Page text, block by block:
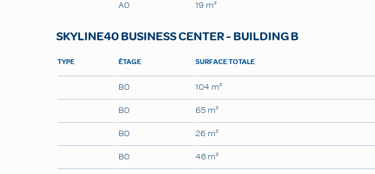
A0
19 m²
SKYLINE40 BUSINESS CENTER - BUILDING B
TYPE ÉTAGE SURFACE TOTALE
B0
104 m²
B0
65 m²
B0
26 m²
B0
48 m²